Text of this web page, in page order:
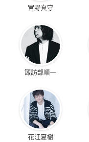
宮野真守
諏訪部順一
花江夏樹